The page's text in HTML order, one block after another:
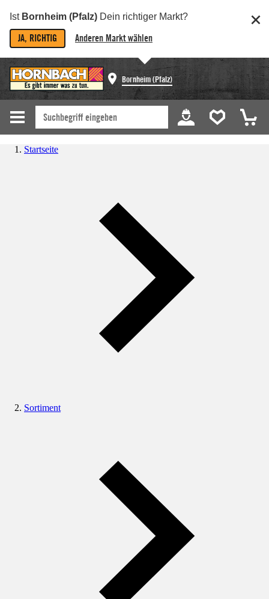
Ist Bornheim (Pfalz) Dein richtiger Markt?
JA, RICHTIG Anderen Markt wählen
Bornheim (Pfalz)
Startseite
Sortiment